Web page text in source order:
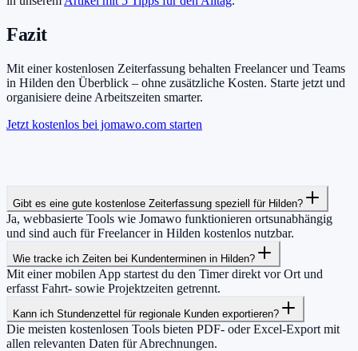
Fazit
Mit einer kostenlosen Zeiterfassung behalten Freelancer und Teams
in Hilden den Überblick – ohne zusätzliche Kosten. Starte jetzt und
organisiere deine Arbeitszeiten smarter.
Jetzt kostenlos bei jomawo.com starten
Gibt es eine gute kostenlose Zeiterfassung speziell für Hilden?
Ja, webbasierte Tools wie Jomawo funktionieren ortsunabhängig
und sind auch für Freelancer in Hilden kostenlos nutzbar.
Wie tracke ich Zeiten bei Kundenterminen in Hilden?
Mit einer mobilen App startest du den Timer direkt vor Ort und
erfasst Fahrt- sowie Projektzeiten getrennt.
Kann ich Stundenzettel für regionale Kunden exportieren?
Die meisten kostenlosen Tools bieten PDF- oder Excel-Export mit
allen relevanten Daten für Abrechnungen.